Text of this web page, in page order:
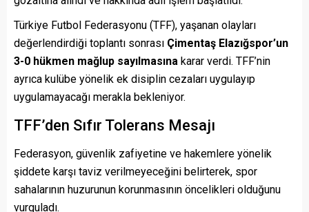
Türkiye Futbol Federasyonu (TFF), yaşanan olayları
değerlendirdiği toplantı sonrası Çimentaş Elazığspor’un
3-0 hükmen mağlup sayılmasına karar verdi. TFF’nin
ayrıca kulübe yönelik ek disiplin cezaları uygulayıp
uygulamayacağı merakla bekleniyor.
TFF’den Sıfır Tolerans Mesajı
Federasyon, güvenlik zafiyetine ve hakemlere yönelik
şiddete karşı taviz verilmeyeceğini belirterek, spor
sahalarının huzurunun korunmasının öncelikleri olduğunu
vurguladı.